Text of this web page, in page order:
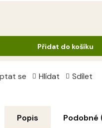
se Hlídat Sdílet
Přidat do košíku
Popis Podobné